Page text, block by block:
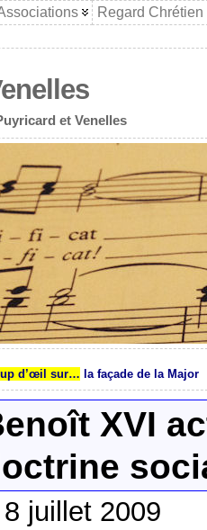
Regard Chrétien
et Venelles
d’œil sur… la façade de la Major
XVI
8 juillet 2009